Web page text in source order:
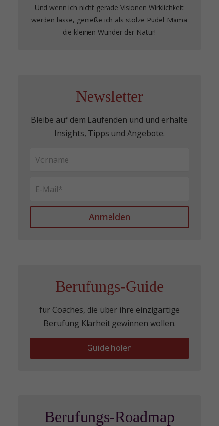
Und wenn ich nicht gerade Visionen Wirklichkeit
werden lasse, genieße ich als stolze Pudel-Mama
die kleinen Wunder der Natur!
Newsletter
Bleibe auf dem Laufenden und und erhalte
Insights, Tipps und Angebote.
Anmelden
Berufungs-Guide
für Coaches, die über ihre einzigartige
Berufung Klarheit gewinnen wollen.
Guide holen
Berufungs-Roadmap